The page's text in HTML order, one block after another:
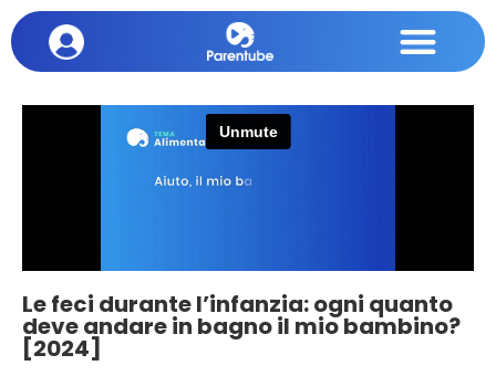
Le feci durante l’infanzia: ogni quanto
deve andare in bagno il mio bambino?
[2024]